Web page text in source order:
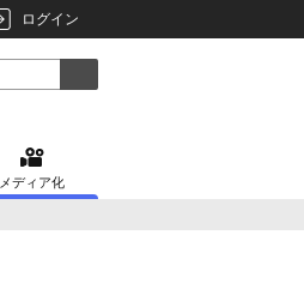
ログイン
メディア化